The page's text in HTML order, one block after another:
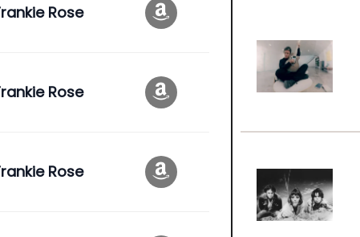
Rose
Rose
Rose